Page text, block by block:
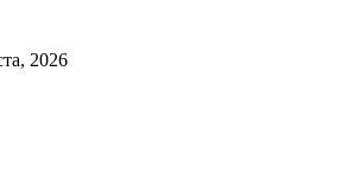
2026